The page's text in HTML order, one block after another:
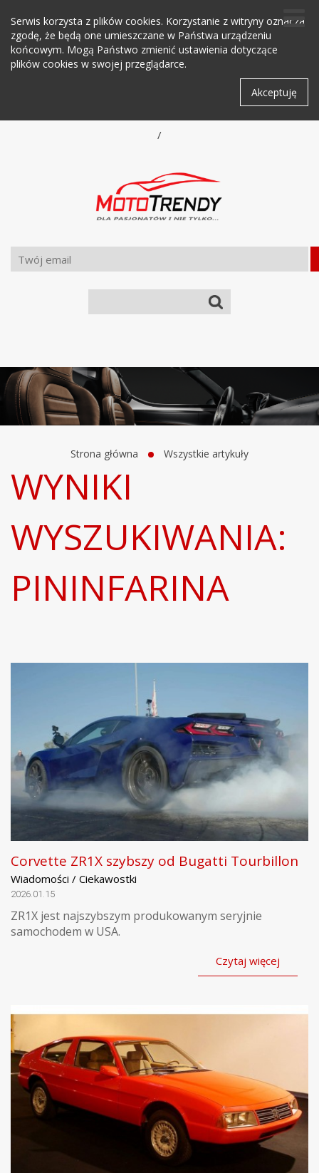
Serwis korzysta z plików cookies. Korzystanie z witryny oznacza
zgodę, że będą one umieszczane w Państwa urządzeniu
końcowym. Mogą Państwo zmienić ustawienia dotyczące
plików cookies w swojej przeglądarce.
Akceptuję
/
Strona główna Wszystkie artykuły
WYNIKI
WYSZUKIWANIA:
PININFARINA
Corvette ZR1X szybszy od Bugatti Tourbillon
Wiadomości / Ciekawostki
2026.01.15
ZR1X jest najszybszym produkowanym seryjnie
samochodem w USA.
Czytaj więcej